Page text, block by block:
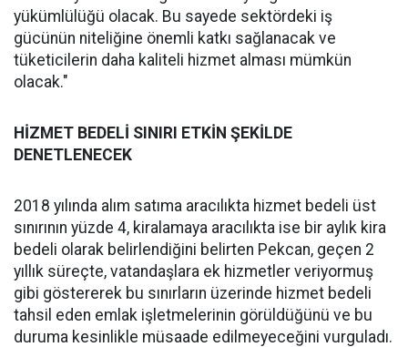
yükümlülüğü olacak. Bu sayede sektördeki iş
gücünün niteliğine önemli katkı sağlanacak ve
tüketicilerin daha kaliteli hizmet alması mümkün
olacak."
HİZMET BEDELİ SINIRI ETKİN ŞEKİLDE
DENETLENECEK
2018 yılında alım satıma aracılıkta hizmet bedeli üst
sınırının yüzde 4, kiralamaya aracılıkta ise bir aylık kira
bedeli olarak belirlendiğini belirten Pekcan, geçen 2
yıllık süreçte, vatandaşlara ek hizmetler veriyormuş
gibi göstererek bu sınırların üzerinde hizmet bedeli
tahsil eden emlak işletmelerinin görüldüğünü ve bu
duruma kesinlikle müsaade edilmeyeceğini vurguladı.